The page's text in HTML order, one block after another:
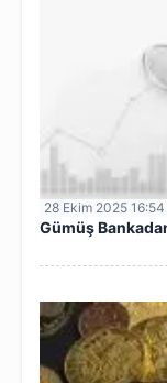
28 Ekim 2025 16:54
Gümüş